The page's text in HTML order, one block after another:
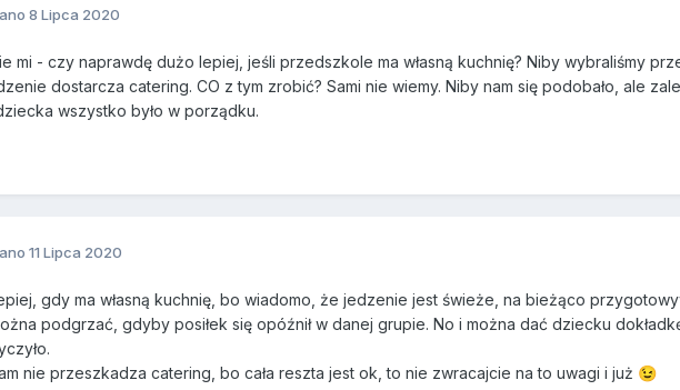
8 Lipca 2020
mi - czy naprawdę dużo lepiej, jeśli przedszkole ma własną kuchnię? Niby wybraliśmy
dostarcza catering. CO z tym zrobić? Sami nie wiemy. Niby nam się podobało, ale
wszystko było w porządku.
11 Lipca 2020
gdy ma własną kuchnię, bo wiadomo, że jedzenie jest świeże, na bieżąco
podgrzać, gdyby posiłek się opóźnił w danej grupie. No i można dać dziecku
nie przeszkadza catering, bo cała reszta jest ok, to nie zwracajcie na to uwagi i już 😉